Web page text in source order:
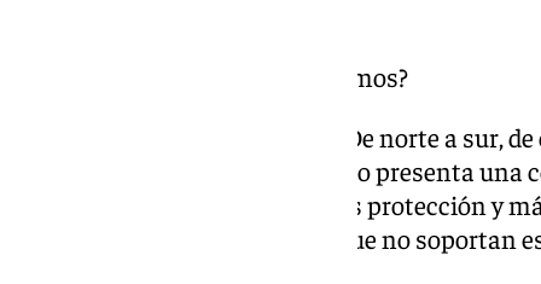
¿Es esta la economía que queremos?
Ahí está el problema de fondo. De norte a sur,
islas, nuestro modelo económico presenta
aspiramos a más derechos, más protección y
funcionando con estructuras que no soportan